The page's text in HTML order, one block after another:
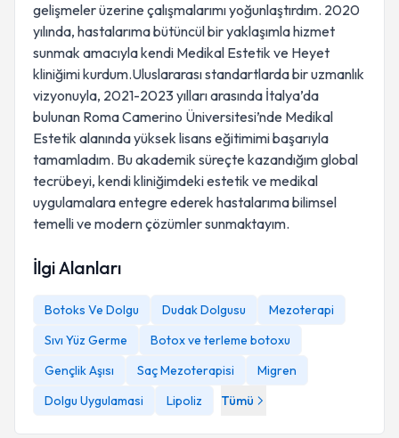
gelişmeler üzerine çalışmalarımı yoğunlaştırdım. 2020
yılında, hastalarıma bütüncül bir yaklaşımla hizmet
sunmak amacıyla kendi Medikal Estetik ve Heyet
kliniğimi kurdum.Uluslararası standartlarda bir uzmanlık
vizyonuyla, 2021-2023 yılları arasında İtalya’da
bulunan Roma Camerino Üniversitesi’nde Medikal
Estetik alanında yüksek lisans eğitimimi başarıyla
tamamladım. Bu akademik süreçte kazandığım global
tecrübeyi, kendi kliniğimdeki estetik ve medikal
uygulamalara entegre ederek hastalarıma bilimsel
temelli ve modern çözümler sunmaktayım.
İlgi Alanları
Botoks Ve Dolgu Dudak Dolgusu
Mezoterapi
Sıvı Yüz Germe
Botox ve terleme botoxu
Gençlik Aşısı
Saç Mezoterapisi
Migren
Dolgu Uygulamasi
Lipoliz Tümü